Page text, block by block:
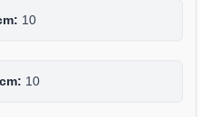
10
10